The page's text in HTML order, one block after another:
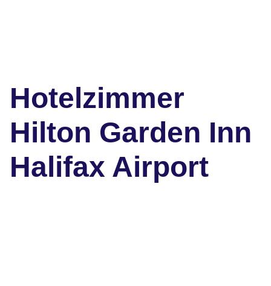
Hotelzimmer
Hilton Garden Inn
Halifax Airport